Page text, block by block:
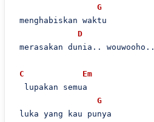
G
menghabiskan waktu
D
merasakan dunia.. wouwooho..
C
Em
  lupakan semua
G
luka yang kau punya